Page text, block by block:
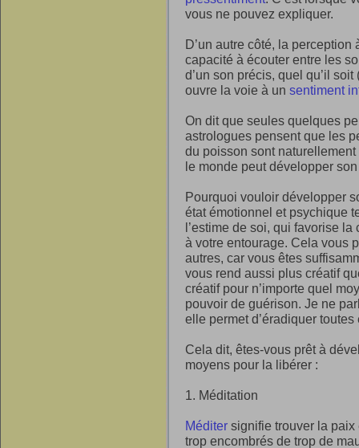
vous ne pouvez expliquer.
D’un autre côté, la perception
capacité à écouter entre les
d’un son précis, quel qu’il
ouvre la voie à un sentiment
On dit que seules quelques
astrologues pensent que les
du poisson sont naturellement
le monde peut développer
Pourquoi vouloir développer
état émotionnel et psychique
l’estime de soi, qui favorise
à votre entourage. Cela vous
autres, car vous êtes
vous rend aussi plus créatif
créatif pour n’importe quel
pouvoir de guérison. Je ne
elle permet d’éradiquer
Cela dit, êtes-vous prêt à
moyens pour la libérer :
1. Méditation
Méditer signifie trouver la
trop encombrés de trop de